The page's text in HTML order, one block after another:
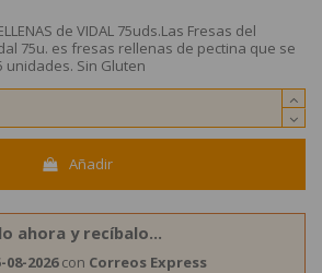
de VIDAL 75uds.Las Fresas del
75u. es fresas rellenas de pectina que se
Sin Gluten
Añadir
ahora y recíbalo...
08-2026con Correos Express